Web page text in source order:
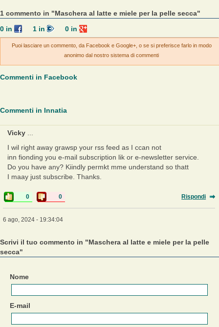
1 commento in "Maschera al latte e miele per la pelle secca"
0in 1in 0 in
Puoi lasciare un commento, da Facebook e Google+, o se si preferisce farlo in modo
anonimo dal nostro sistema di commenti
Commenti in Facebook
Commenti in Innatia
Vicky
I wil right away grawsp your rss feed as I ccan not
inn fionding you e-mail subscription lik or e-newsletter service.
Do you have any? Kiindly permkt mme understand so thatt
I maay just subscribe. Thanks.
0 0 Rispondi
6 ago, 2024 - 19:34:04
Scrivi il tuo commento in "Maschera al latte e miele per la pelle
secca"
Nome
E-mail